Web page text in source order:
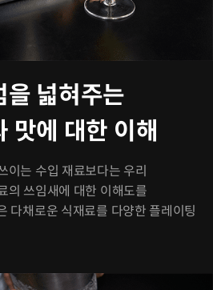
을 넓혀주는
맛에 대한 이해
이는 수입 재료보다는 우리
의 쓰임새에 대한 이해도를
다채로운 식재료를 다양한 플레이팅